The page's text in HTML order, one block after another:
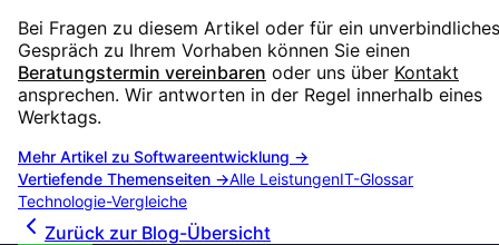
Bei Fragen zu diesem Artikel oder für ein unverbindliches
Gespräch zu Ihrem Vorhaben können Sie einen
Beratungstermin vereinbaren oder uns über Kontakt
ansprechen. Wir antworten in der Regel innerhalb eines
Werktags.
Mehr Artikel zu Softwareentwicklung →
Vertiefende Themenseiten →Alle LeistungenIT-Glossar
Technologie-Vergleiche
Zurück zur Blog-Übersicht